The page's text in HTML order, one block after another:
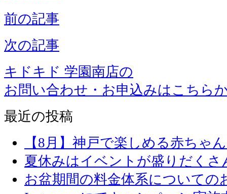
前の記事
次の記事
キドキド 学園南店の
お問い合わせ・お申込みはこちら
最近の投稿
【8月】神戸で楽しめる赤ちゃ
夏休みはイベントが盛りだくさ
お盆期間の料金体系についての